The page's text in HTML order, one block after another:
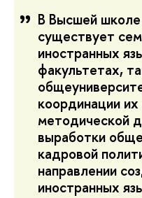
В Высшей
существует
иностранных
факультетах,
координации
методической
выработки
кадровой
направлении
иностранных